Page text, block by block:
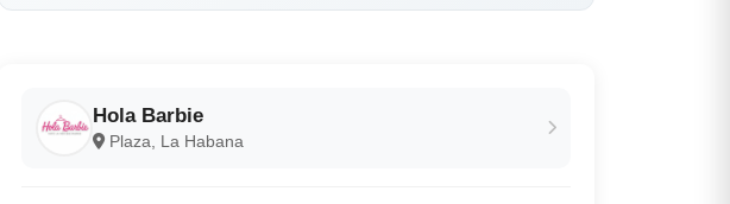
Hola Barbie
Plaza, La Habana